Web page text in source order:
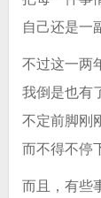
自己还是一
不过这一两
我倒是也有
不定前脚刚
而不得不停
而且，有些